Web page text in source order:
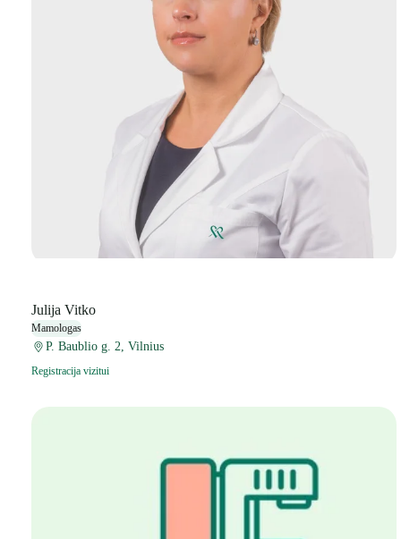
Julija Vitko
Mamologas
P. Baublio g. 2, Vilnius
Registracija vizitui